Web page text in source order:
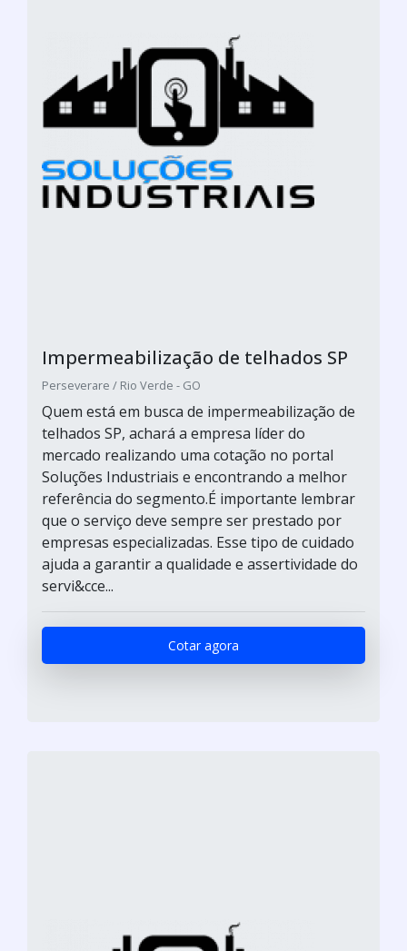
Impermeabilização de telhados SP
Perseverare / Rio Verde - GO
Quem está em busca de impermeabilização de
telhados SP, achará a empresa líder do
mercado realizando uma cotação no portal
Soluções Industriais e encontrando a melhor
referência do segmento.É importante lembrar
que o serviço deve sempre ser prestado por
empresas especializadas. Esse tipo de cuidado
ajuda a garantir a qualidade e assertividade do
servi&cce...
Cotar agora